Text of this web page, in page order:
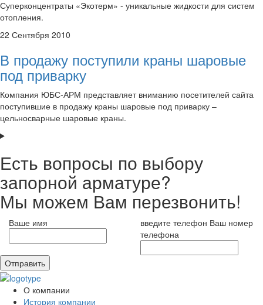
Суперконцентраты «Экотерм» - уникальные жидкости для систем
отопления.
22 Сентября 2010
В продажу поступили краны шаровые
под приварку
Компания ЮБС-АРМ представляет вниманию посетителей сайта
поступившие в продажу краны шаровые под приварку –
цельносварные шаровые краны.
Есть вопросы по выбору
запорной арматуре?
Мы можем Вам перезвонить!
Ваше имя введите телефон Ваш номер
телефона
Отправить
О компании
История компании